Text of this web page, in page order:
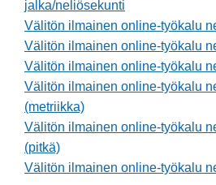
jalka/neliösekunti
Välitön ilmainen online-työkalu
Välitön ilmainen online-työkalu
Välitön ilmainen online-työkalu
Välitön ilmainen online-työkalu
(metriikka)
Välitön ilmainen online-työkalu
(pitkä)
Välitön ilmainen online-työkalu